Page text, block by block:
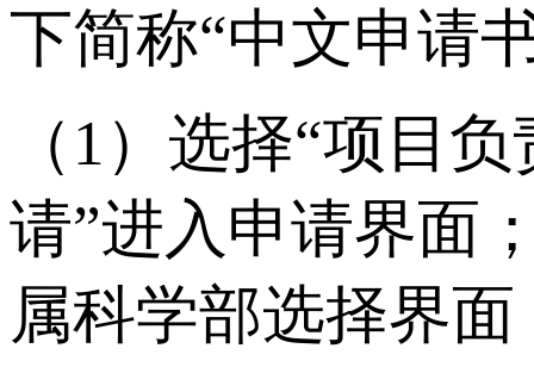
下简称“中文申请
（1）选择“项目
请”进入申请界面
属科学部选择界